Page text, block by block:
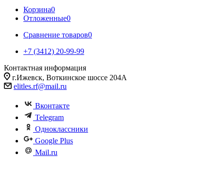
Корзина0
Отложенные0
Сравнение товаров0
+7 (3412) 20-99-99
Контактная информация
г.Ижевск, Воткинское шоссе 204А
elitles.rf@mail.ru
Вконтакте
Telegram
Одноклассники
Google Plus
Mail.ru